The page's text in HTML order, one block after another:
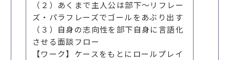
（２）あくまで主人公は部下～リフレー
ズ・パラフレーズでゴールをあぶり出す
（３）自身の志向性を部下自身に言語化
させる面談フロー
【ワーク】ケースをもとにロールプレイ